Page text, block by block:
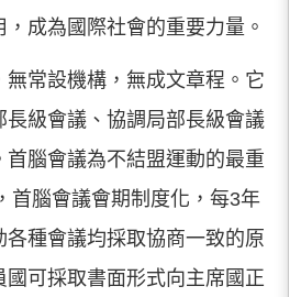
成為國際社會的重要力量。
常設機構，無成文章程。它
長級會議、協調局部長級會議
腦會議為不結盟運動的最重
首腦會議會期制度化，每3年
種會議均採取協商一致的原
可採取書面形式向主席國正